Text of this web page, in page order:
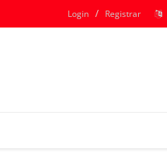
Login / Registrar